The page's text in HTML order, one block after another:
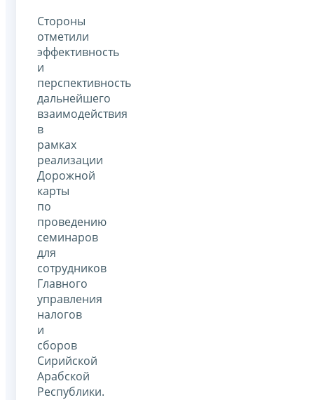
Стороны
отметили
эффективность
и
перспективность
дальнейшего
взаимодействия
в
рамках
реализации
Дорожной
карты
по
проведению
семинаров
для
сотрудников
Главного
управления
налогов
и
сборов
Сирийской
Арабской
Республики.